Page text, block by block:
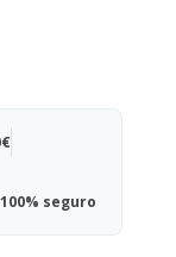
seguro